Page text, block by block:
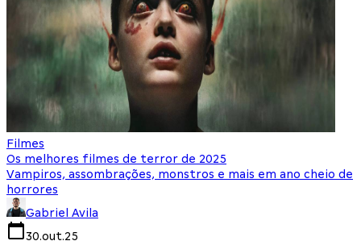
Filmes
Os melhores filmes de terror de 2025
Vampiros, assombrações, monstros e mais em ano cheio de
horrores
Gabriel Avila
30.out.25